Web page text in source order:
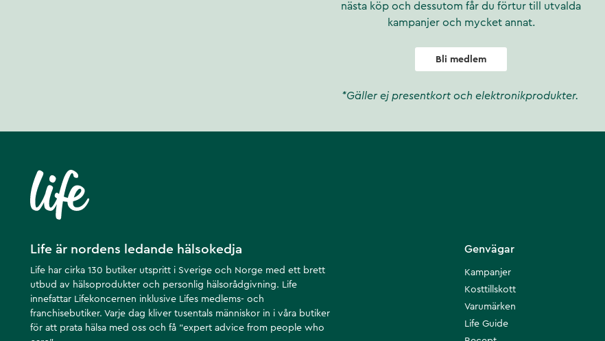
nästa köp och dessutom får du förtur till utvalda
kampanjer och mycket annat.
Bli medlem
*Gäller ej presentkort och elektronikprodukter.
Life är nordens ledande hälsokedja
Life har cirka 130 butiker utspritt i Sverige och Norge med ett brett
utbud av hälsoprodukter och personlig hälsorådgivning. Life
innefattar Lifekoncernen inklusive Lifes medlems- och
franchisebutiker. Varje dag kliver tusentals människor in i våra butiker
för att prata hälsa med oss och få ”expert advice from people who
Genvägar
Kampanjer
Kosttillskott
Varumärken
Life Guide